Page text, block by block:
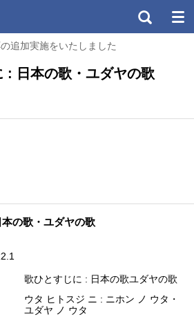
追加実施をいたしました
: 日本の歌・ユダヤの歌
の歌・ユダヤの歌
歌ひとすじに : 日本の歌ユダヤの歌
ウタ ヒトスジ ニ : ニホン ノ ウタ・
ユダヤ ノ ウタ